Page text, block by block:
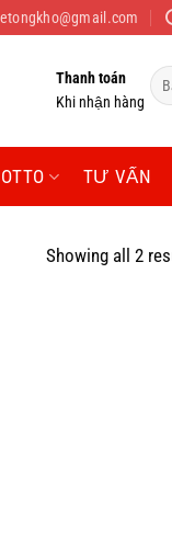
Thanh toán
Khi nhận hàng
Tìm
TƯ VẤN
Showing all 2